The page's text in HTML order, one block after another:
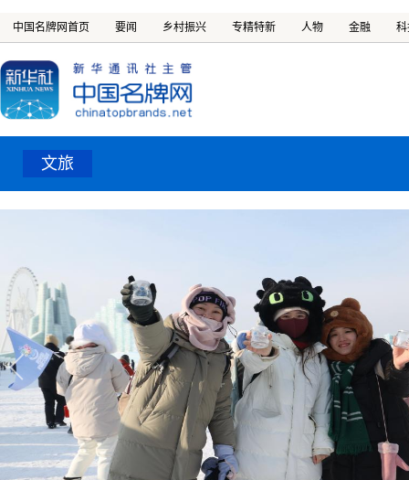
中国名牌网首页 要闻 乡村振兴 专精特新 人物 金融
文旅